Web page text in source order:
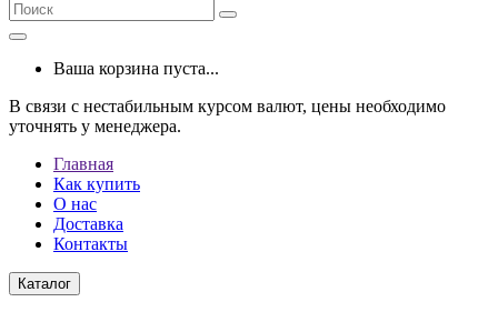
Ваша корзина пуста...
В связи с нестабильным курсом валют, цены необходимо
уточнять у менеджера.
Главная
Как купить
О нас
Доставка
Контакты
Каталог